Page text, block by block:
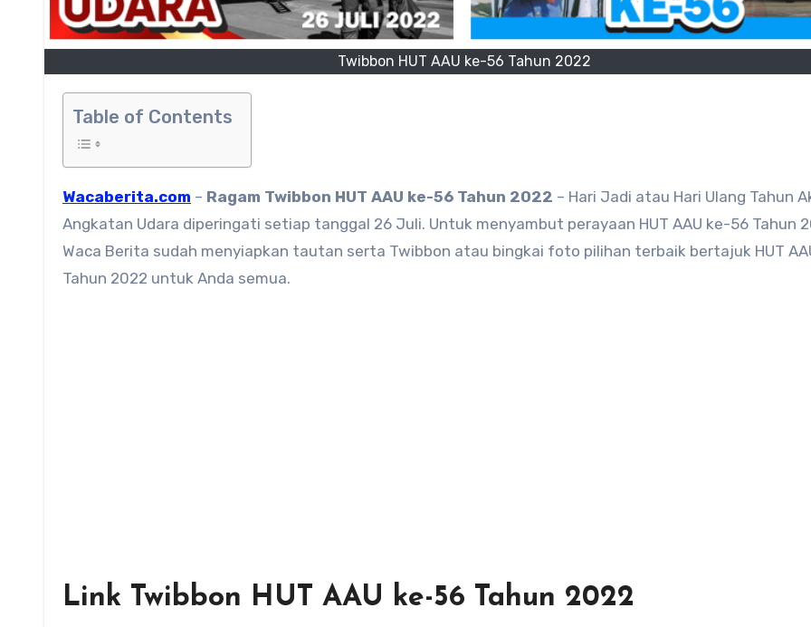
Twibbon HUT AAU ke-56 Tahun 2022
Table of Contents
Wacaberita.com – Ragam Twibbon HUT AAU ke-56 Tahun 2022 – Hari Jadi atau Hari Ulang Tahun
Angkatan Udara diperingati setiap tanggal 26 Juli. Untuk menyambut perayaan HUT AAU ke-56 Tahun
Waca Berita sudah menyiapkan tautan serta Twibbon atau bingkai foto pilihan terbaik bertajuk HUT
Tahun 2022 untuk Anda semua.
Link Twibbon HUT AAU ke-56 Tahun 2022